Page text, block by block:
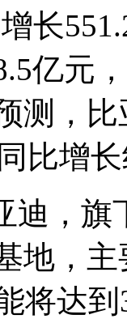
长
亿元
测，
比增
迪，
地，
将达